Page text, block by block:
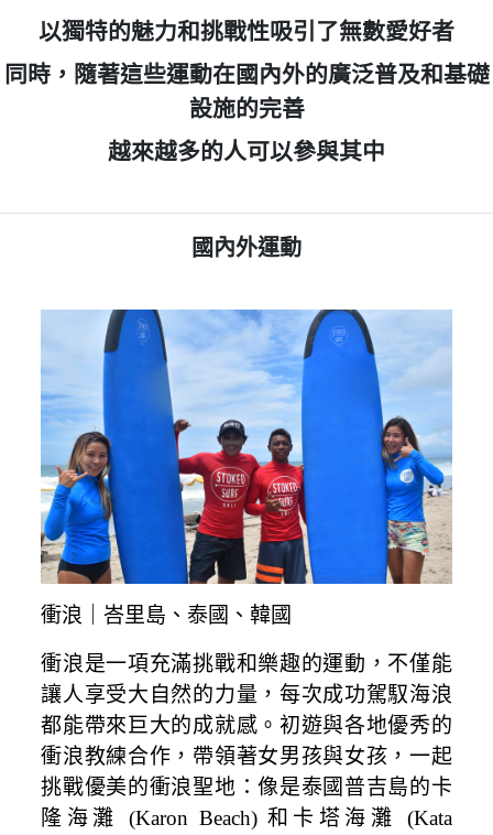
以獨特的魅力和挑戰性吸引了無數愛好者
同時，隨著這些運動在國內外的廣泛普及和基礎
設施的完善
越來越多的人可以參與其中
國內外運動
衝浪｜峇里島、泰國、韓國
衝浪是一項充滿挑戰和樂趣的運動，不僅能
讓人享受大自然的力量，每次成功駕馭海浪
都能帶來巨大的成就感。初遊與各地優秀的
衝浪教練合作，帶領著女男孩與女孩，一起
挑戰優美的衝浪聖地：像是泰國普吉島的卡
隆海灘 (Karon Beach) 和卡塔海灘 (Kata